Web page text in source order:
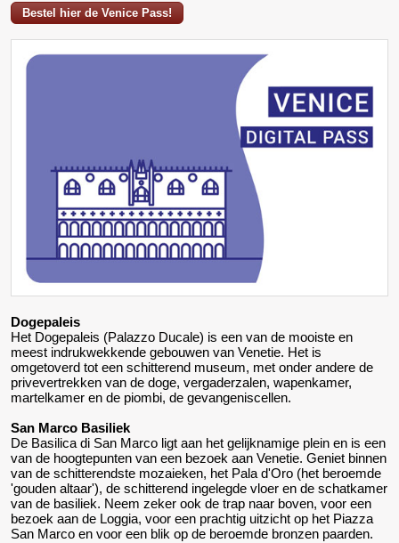
Bestel hier de Venice Pass!
Dogepaleis
Het Dogepaleis (Palazzo Ducale) is een van de mooiste en
meest indrukwekkende gebouwen van Venetie. Het is
omgetoverd tot een schitterend museum, met onder andere de
privevertrekken van de doge, vergaderzalen, wapenkamer,
martelkamer en de piombi, de gevangeniscellen.
San Marco Basiliek
De Basilica di San Marco ligt aan het gelijknamige plein en is een
van de hoogtepunten van een bezoek aan Venetie. Geniet binnen
van de schitterendste mozaieken, het Pala d'Oro (het beroemde
'gouden altaar'), de schitterend ingelegde vloer en de schatkamer
van de basiliek. Neem zeker ook de trap naar boven, voor een
bezoek aan de Loggia, voor een prachtig uitzicht op het Piazza
San Marco en voor een blik op de beroemde bronzen paarden.